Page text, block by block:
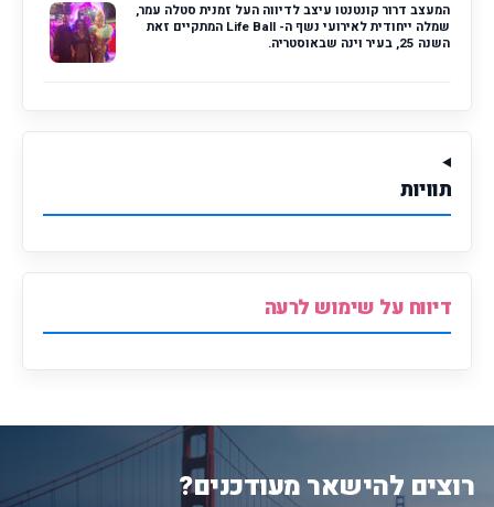
המעצב דרור קונטנטו עיצב לדיווה העל זמנית סטלה עמר,
שמלה ייחודית לאירועי נשף ה- Life Ball המתקיים זאת
השנה 25, בעיר וינה שבאוסטריה.
תוויות
דיווח על שימוש לרעה
רוצים להישאר מעודכנים?